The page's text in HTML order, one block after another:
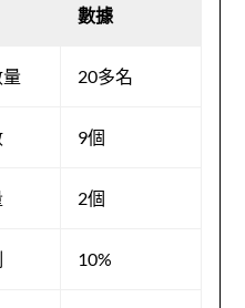
數據
20多名
9個
2個
10%